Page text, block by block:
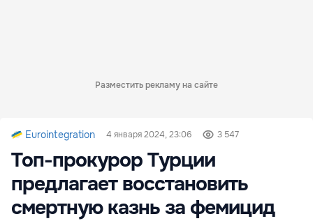
Разместить рекламу на сайте
Eurointegration 4 января 2024, 23:06 3 547
Топ-прокурор Турции
предлагает восстановить
смертную казнь за фемицид